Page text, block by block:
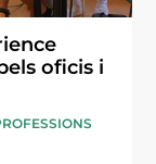
oficis i